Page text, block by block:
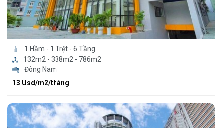
1 Hầm - 1 Trệt - 6 Tầng
132m2 - 338m2 - 786m2
Đông Nam
13 Usd/m2/tháng